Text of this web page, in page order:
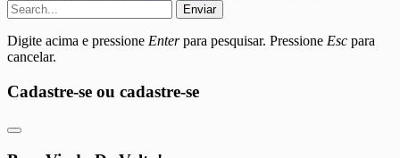
Enviar
Digite acima e pressione Enterpara pesquisar. Pressione Esc para
cancelar.
Cadastre-se ou cadastre-se